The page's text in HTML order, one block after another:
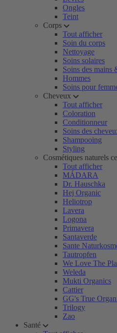
Ongles
Teint
Corps
Tout afficher
Soin du corps
Nettoyage
Soins solaires
Soins des mains
Hommes
Soins pour
Cheveux
Tout afficher
Coloration
Conditionneur
Soins des
Shampooing
Styling
Cosmétiques naturels
Tout afficher
MÁDARA
Dr. Hauschka
Hej Organic
Heliotrop
Lavera
Logona
Primavera
Santaverde
Sante
Tautropfen
We Love The
Weleda
Mukti Organics
Cattier
GG's True
Trilogy
Zao
Santé